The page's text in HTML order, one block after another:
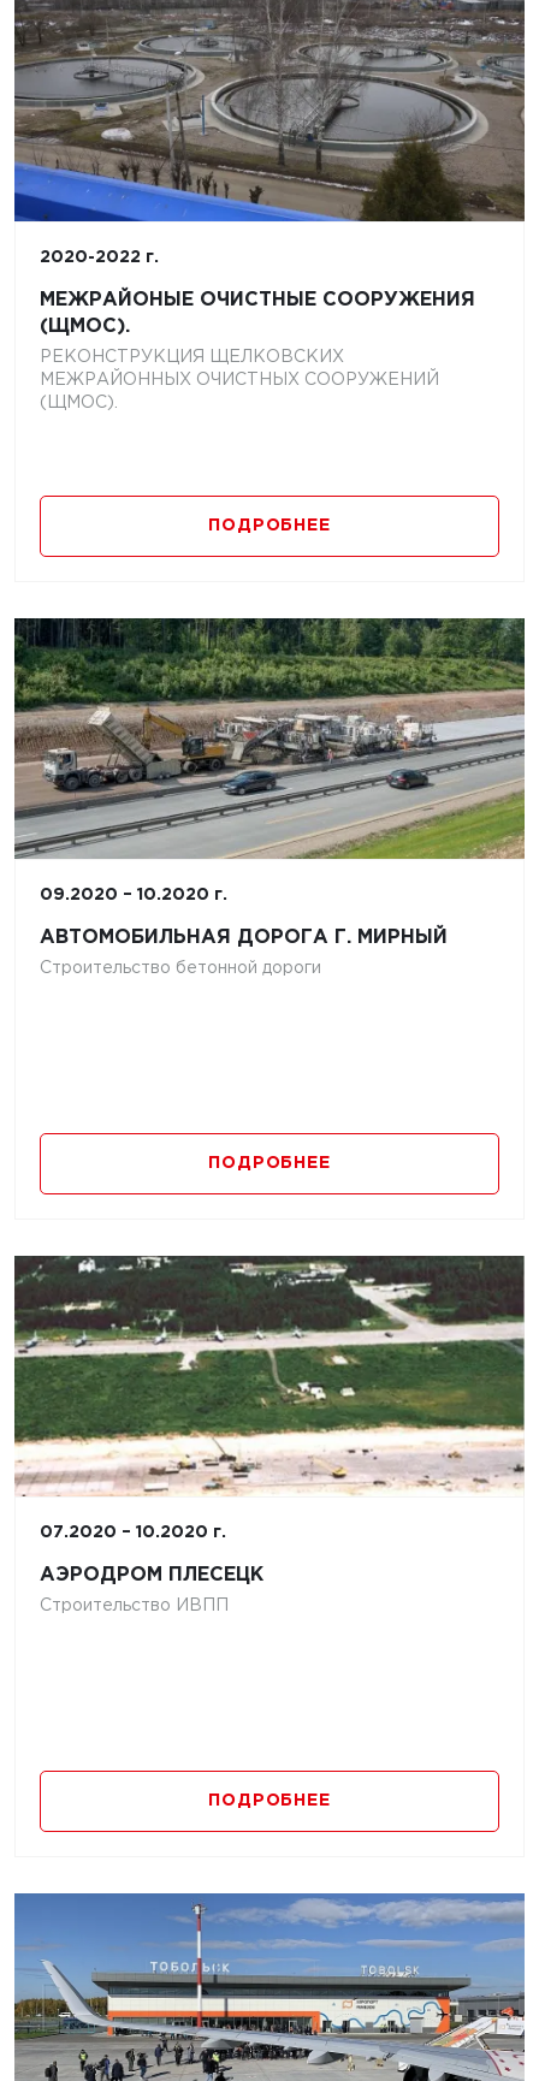
2020-2022 г.
МЕЖРАЙОНЫЕ ОЧИСТНЫЕ СООРУЖЕНИЯ
(ЩМОС).
РЕКОНСТРУКЦИЯ ЩЕЛКОВСКИХ
МЕЖРАЙОННЫХ ОЧИСТНЫХ СООРУЖЕНИЙ
(ЩМОС).
ПОДРОБНЕЕ
09.2020 – 10.2020 г.
АВТОМОБИЛЬНАЯ ДОРОГА Г. МИРНЫЙ
Строительство бетонной дороги
ПОДРОБНЕЕ
07.2020 – 10.2020 г.
АЭРОДРОМ ПЛЕСЕЦК
Строительство ИВПП
ПОДРОБНЕЕ